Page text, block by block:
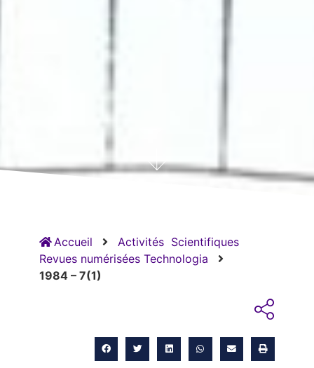
Accueil Activités Scientifiques
Revues numérisées Technologia
1984 – 7(1)